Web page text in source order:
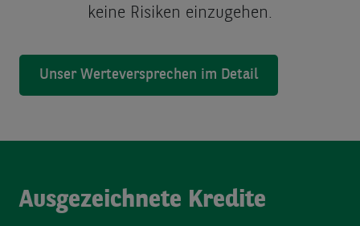
keine Risiken einzugehen.
Unser Werteversprechen im Detail
Ausgezeichnete Kredite